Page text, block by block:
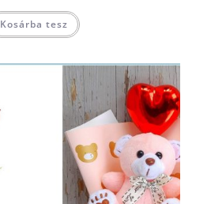
Kosárba tesz